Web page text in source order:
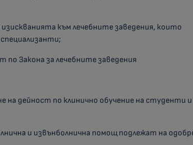
към лечебните заведения, които
Закона за лечебните заведения
на дейност по клинично обучение на студенти и
и извънболнична помощ подлежат на